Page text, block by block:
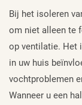
Bij het isoleren
om niet alleen te
op ventilatie. Het
in uw huis
vochtproblemen
Wanneer u een